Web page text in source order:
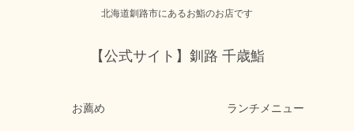
北海道釧路市にあるお鮨のお店です
【公式サイト】釧路 千歳鮨
お薦め ランチメニュー